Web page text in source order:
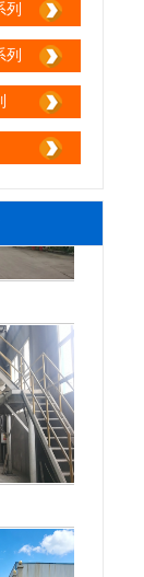
列
列